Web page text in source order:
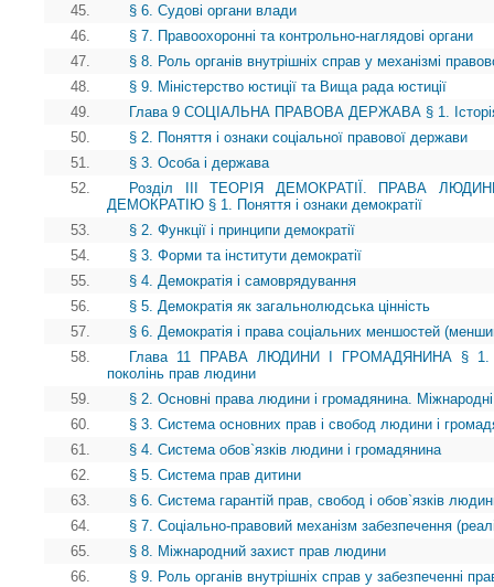
45.
§ 6. Судові органи влади
46.
§ 7. Правоохоронні та контрольно-наглядові органи
47.
§ 8. Роль органів внутрішніх справ у механізмі
48.
§ 9. Міністерство юстиції та Вища рада юстиції
49.
Глава 9 СОЦІАЛЬНА ПРАВОВА ДЕРЖАВА § 1. Історія
50.
§ 2. Поняття і ознаки соціальної правової держави
51.
§ 3. Особа і держава
52.
Розділ III ТЕОРІЯ ДЕМОКРАТІЇ. ПРАВА
ДЕМОКРАТІЮ § 1. Поняття і ознаки демократії
53.
§ 2. Функції і принципи демократії
54.
§ 3. Форми та інститути демократії
55.
§ 4. Демократія і самоврядування
56.
§ 5. Демократія як загальнолюдська цінність
57.
§ 6. Демократія і права соціальних меншостей
58.
Глава 11 ПРАВА ЛЮДИНИ І ГРОМАДЯНИНА § 1.
поколінь прав людини
59.
§ 2. Основні права людини і громадянина.
60.
§ 3. Система основних прав і свобод людини і
61.
§ 4. Система обов`язків людини і громадянина
62.
§ 5. Система прав дитини
63.
§ 6. Система гарантій прав, свобод і обов`язків
64.
§ 7. Соціально-правовий механізм забезпечення
65.
§ 8. Міжнародний захист прав людини
66.
§ 9. Роль органів внутрішніх справ у забезпеченні